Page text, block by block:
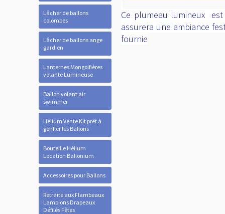
Lâcher de ballons
colombes
Lâcher de ballons ange
gardien
Lanternes Mongolfières
volante Lumineuse
Ballon volant air
swimmer
Hélium Vente Kit prêt à
gonfler les Ballons
Bouteille Hélium
Location Ballonium
Accessoires pour Ballons
Retraite aux Flambeaux
Lampions Drapeaux
Défilés Fêtes
Ce plumeau lumineux
assurera une ambiance
fournie